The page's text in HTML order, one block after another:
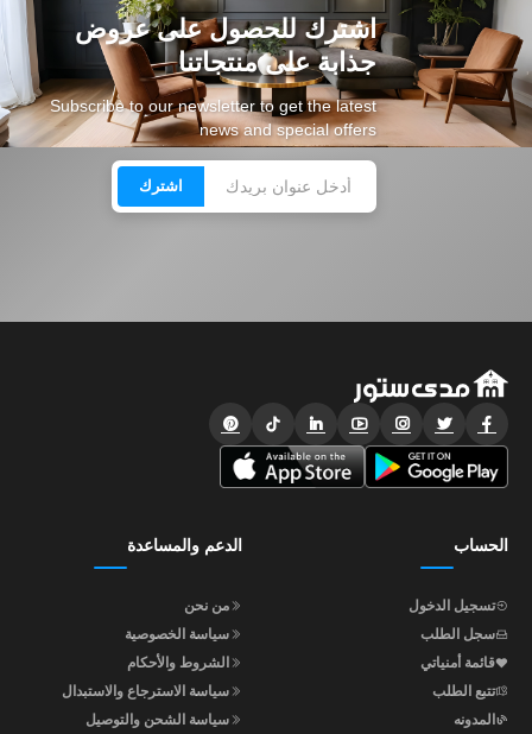
اشترك للحصول على عروض
جذابة على منتجاتنا
Subscribe to our newsletter to get the latest
news and special offers
اشترك
الحساب
تسجيل الدخول
سجل الطلب
قائمة أمنياتي
تتبع الطلب
المدونه
الدعم والمساعدة
من نحن
سياسة الخصوصية
الشروط والأحكام
سياسة الاسترجاع والاستبدال
سياسة الشحن والتوصيل